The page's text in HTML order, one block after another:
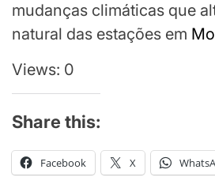
mudanças climáticas que
natural das estações em
Views: 0
Share this:
Facebook X